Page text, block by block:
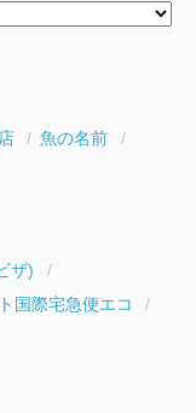
魚の名前
ザ)
国際宅急便エコ